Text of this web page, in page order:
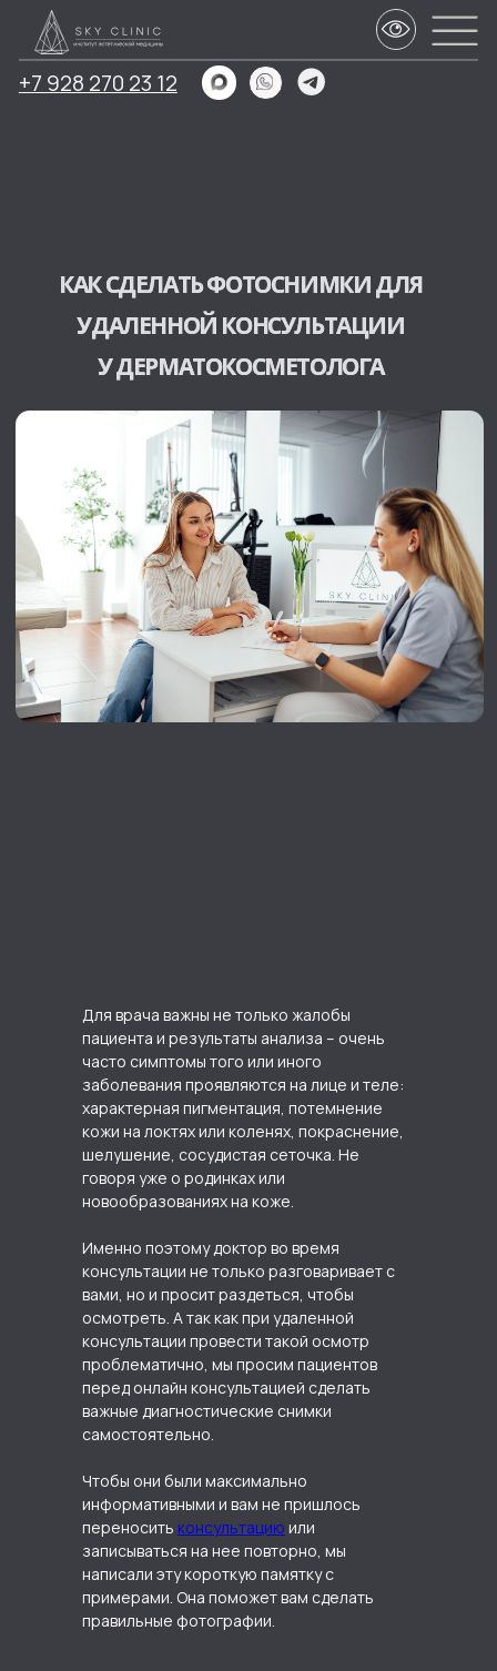
+7 928 270 23 12
Для врача важны не только жалобы
пациента и результаты анализа – очень
часто симптомы того или иного
заболевания проявляются на лице и теле:
характерная пигментация, потемнение
кожи на локтях или коленях, покраснение,
шелушение, сосудистая сеточка. Не
говоря уже о родинках или
новообразованиях на коже.
Именно поэтому доктор во время
консультации не только разговаривает с
вами, но и просит раздеться, чтобы
осмотреть. А так как при удаленной
консультации провести такой осмотр
проблематично, мы просим пациентов
перед онлайн консультацией сделать
важные диагностические снимки
самостоятельно.
Чтобы они были максимально
информативными и вам не пришлось
переносить консультацию или
записываться на нее повторно, мы
написали эту короткую памятку с
примерами. Она поможет вам сделать
правильные фотографии.